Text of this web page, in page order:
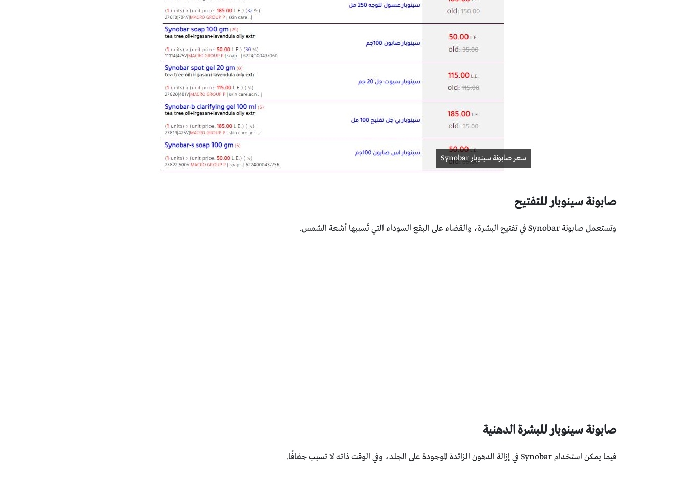
سعر صابونة سينوبار Synobar
صابونة سينوبار للتفتيح
وتستعمل صابونة Synobar في تفتيح البشرة، والقضاء على البقع السوداء التي تُسببها أشعة الشمس.
صابونة سينوبار للبشرة الدهنية
فيما يمكن استخدام Synobar في إزالة الدهون الزائدة الموجودة على الجلد، وفي الوقت ذاته لا تسبب جفافًا.